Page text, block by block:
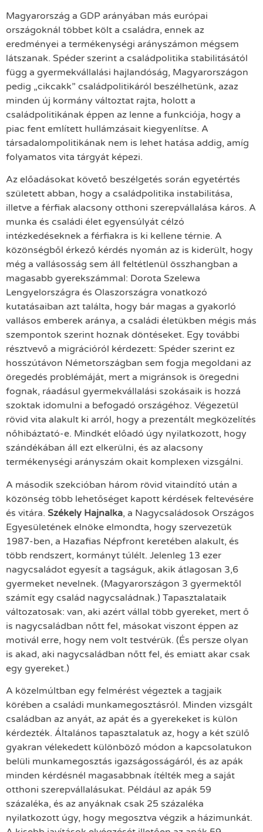
Magyarország a GDP arányában más európai
országoknál többet költ a családra, ennek az
eredményei a termékenységi arányszámon mégsem
látszanak. Spéder szerint a családpolitika stabilitásától
függ a gyermekvállalási hajlandóság, Magyarországon
pedig „cikcakk” családpolitikáról beszélhetünk, azaz
minden új kormány változtat rajta, holott a
családpolitikának éppen az lenne a funkciója, hogy a
piac fent említett hullámzásait kiegyenlítse. A
társadalompolitikának nem is lehet hatása addig, amíg
folyamatos vita tárgyát képezi.
Az előadásokat követő beszélgetés során egyetértés
született abban, hogy a családpolitika instabilitása,
illetve a férfiak alacsony otthoni szerepvállalása káros. A
munka és családi élet egyensúlyát célzó
intézkedéseknek a férfiakra is ki kellene térnie. A
közönségből érkező kérdés nyomán az is kiderült, hogy
még a vallásosság sem áll feltétlenül összhangban a
magasabb gyerekszámmal: Dorota Szelewa
Lengyelországra és Olaszországra vonatkozó
kutatásaiban azt találta, hogy bár magas a gyakorló
vallásos emberek aránya, a családi életükben mégis más
szempontok szerint hoznak döntéseket. Egy további
résztvevő a migrációról kérdezett: Spéder szerint ez
hosszútávon Németországban sem fogja megoldani az
öregedés problémáját, mert a migránsok is öregedni
fognak, ráadásul gyermekvállalási szokásaik is hozzá
szoktak idomulni a befogadó országéhoz. Végezetül
rövid vita alakult ki arról, hogy a prezentált megközelítés
nőhibáztató-e. Mindkét előadó úgy nyilatkozott, hogy
szándékában áll ezt elkerülni, és az alacsony
termékenységi arányszám okait komplexen vizsgálni.
A második szekcióban három rövid vitaindító után a
közönség több lehetőséget kapott kérdések feltevésére
és vitára. Székely Hajnalka, a Nagycsaládosok Országos
Egyesületének elnöke elmondta, hogy szervezetük
1987-ben, a Hazafias Népfront keretében alakult, és
több rendszert, kormányt túlélt. Jelenleg 13 ezer
nagycsaládot egyesít a tagságuk, akik átlagosan 3,6
gyermeket nevelnek. (Magyarországon 3 gyermektől
számít egy család nagycsaládnak.) Tapasztalataik
változatosak: van, aki azért vállal több gyereket, mert ő
is nagycsaládban nőtt fel, másokat viszont éppen az
motivál erre, hogy nem volt testvérük. (És persze olyan
is akad, aki nagycsaládban nőtt fel, és emiatt akar csak
egy gyereket.)
A közelmúltban egy felmérést végeztek a tagjaik
körében a családi munkamegosztásról. Minden vizsgált
családban az anyát, az apát és a gyerekeket is külön
kérdezték. Általános tapasztalatuk az, hogy a két szülő
gyakran vélekedett különböző módon a kapcsolatukon
belüli munkamegosztás igazságosságáról, és az apák
minden kérdésnél magasabbnak ítélték meg a saját
otthoni szerepvállalásukat. Például az apák 59
százaléka, és az anyáknak csak 25 százaléka
nyilatkozott úgy, hogy megosztva végzik a házimunkát.